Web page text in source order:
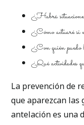
¿Habrá
¿Cómo actuaré si
¿Con quién puedo
¿Qué actividades
La prevención de
que aparezcan las
antelación es una